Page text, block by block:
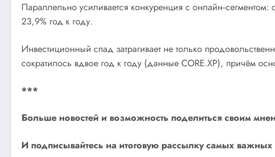
Параллельно усиливается конкуренция с
23,9% год к году.
Инвестиционный спад затрагивает не только
сократилось вдвое год к году (данные CORE.XP), причём
***
Больше новостей и возможность поделиться своим
И подписывайтесь на итоговую рассылку самых важных